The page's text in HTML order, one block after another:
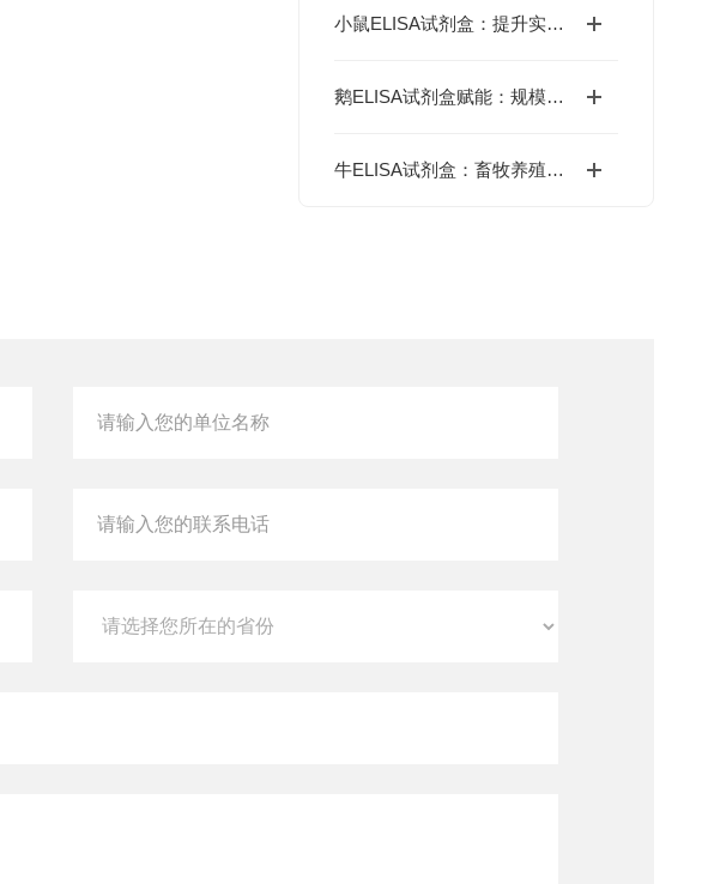
小鼠ELISA试剂盒：提升实验效率与数据精度的智能方案
鹅ELISA试剂盒赋能：规模化养殖中的疫病动态监测体系
牛ELISA试剂盒：畜牧养殖中的高效检测工具